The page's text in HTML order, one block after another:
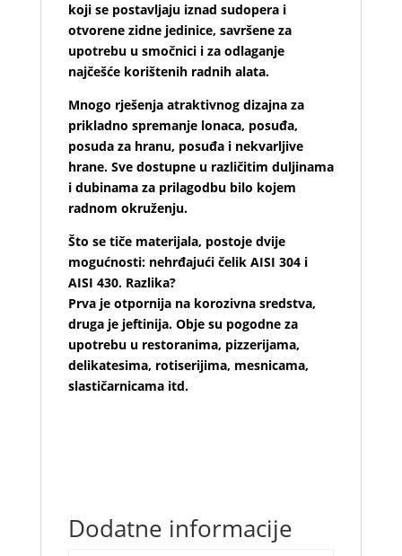
koji se postavljaju iznad sudopera i
otvorene zidne jedinice, savršene za
upotrebu u smočnici i za odlaganje
najčešće korištenih radnih alata.
Mnogo rješenja atraktivnog dizajna za
prikladno spremanje lonaca, posuđa,
posuda za hranu, posuđa i nekvarljive
hrane. Sve dostupne u različitim duljinama
i dubinama za prilagodbu bilo kojem
radnom okruženju.
Što se tiče materijala, postoje dvije
mogućnosti: nehrđajući čelik AISI 304 i
AISI 430. Razlika?
Prva je otpornija na korozivna sredstva,
druga je jeftinija. Obje su pogodne za
upotrebu u restoranima, pizzerijama,
delikatesima, rotiserijima, mesnicama,
slastičarnicama itd.
Dodatne informacije